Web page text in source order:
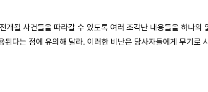
될 사건들을 따라갈 수 있도록 여러 조각난 내용들을 하나
는 점에 유의해 달라. 이러한 비난은 당사자들에게 무기로